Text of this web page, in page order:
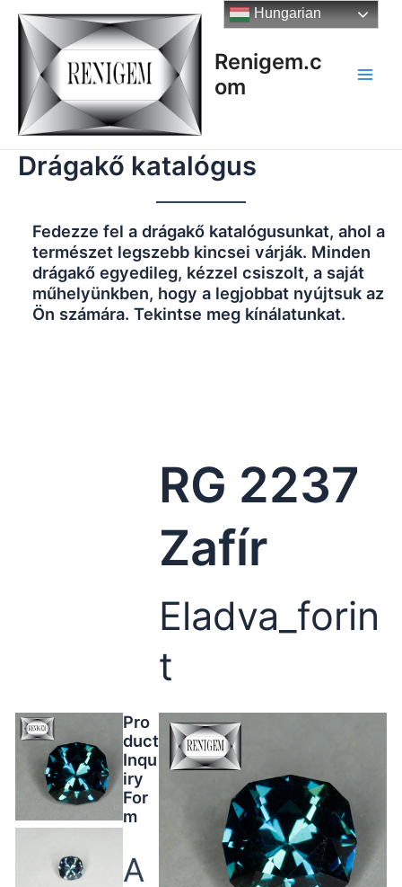
Skip
content
Renigem.c
om
Drágakő katalógus
Fedezze fel a drágakő katalógusunkat, ahol a
természet legszebb kincsei várják. Minden
drágakő egyedileg, kézzel csiszolt, a saját
műhelyünkben, hogy a legjobbat nyújtsuk az
Ön számára. Tekintse meg kínálatunkat.
RG 2237
Zafír
Eladva_forin
t
Pro
duct
Inqu
iry
For
m
A
Hungarian